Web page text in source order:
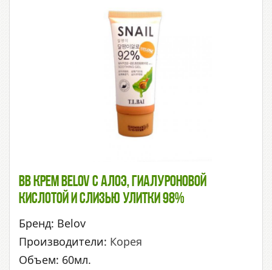
ВВ Крем Belov С Алоэ, Гиалуроновой
Кислотой И Слизью Улитки 98%
Бренд: Belov
Производители: Корея
Объем: 60мл.